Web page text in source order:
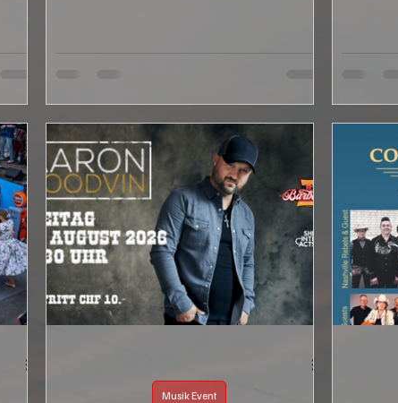
Musik Event